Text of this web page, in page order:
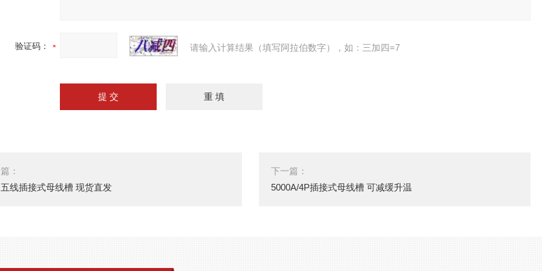
验证码： 请输入计算结果（填写阿拉伯数字），如：三加四=7
：
线插接式母线槽 现货直发
下一篇：
5000A/4P插接式母线槽 可减缓升温